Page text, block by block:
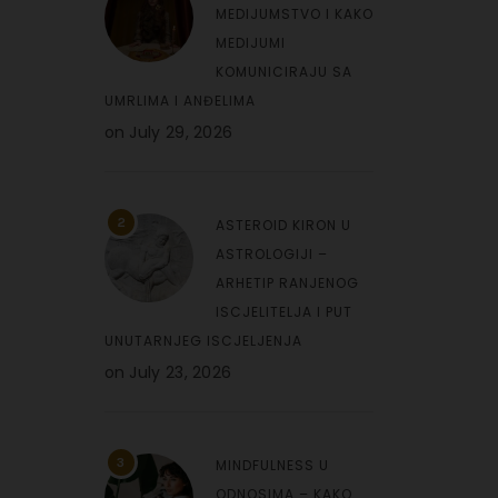
MEDIJUMSTVO I KAKO
MEDIJUMI
KOMUNICIRAJU SA
UMRLIMA I ANĐELIMA
on July 29, 2026
2
ASTEROID KIRON U
ASTROLOGIJI –
ARHETIP RANJENOG
ISCJELITELJA I PUT
UNUTARNJEG ISCJELJENJA
on July 23, 2026
3
MINDFULNESS U
ODNOSIMA – KAKO